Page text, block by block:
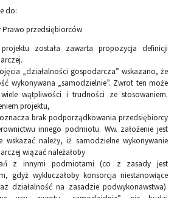
do:
przedsiębiorców
została zawarta propozycja definicji
„działalności gospodarcza” wskazano, że
wykonywana „samodzielnie”. Zwrot ten może
wątpliwości i trudności ze stosowaniem.
projektu,
brak podporządkowania przedsiębiorcy
innego podmiotu. Ww. założenie jest
wskazać należy, iż samodzielne wykonywanie
wiązać należałoby
z innymi podmiotami (co z zasady jest
gdyż wykluczałoby konsorcja niestanowiące
działalność na zasadzie podwykonawstwa).